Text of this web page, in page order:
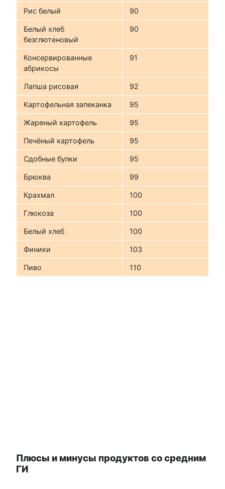
Рис белый 90
Белый хлеб
безглютеновый
90
Консервированные
абрикосы
91
Лапша рисовая 92
Картофельная запеканка 95
Жареный картофель 95
Печёный картофель 95
Сдобные булки 95
Брюква 99
Крахмал 100
Глюкоза 100
Белый хлеб 100
Финики 103
Пиво 110
Плюсы и минусы продуктов со средним
ГИ